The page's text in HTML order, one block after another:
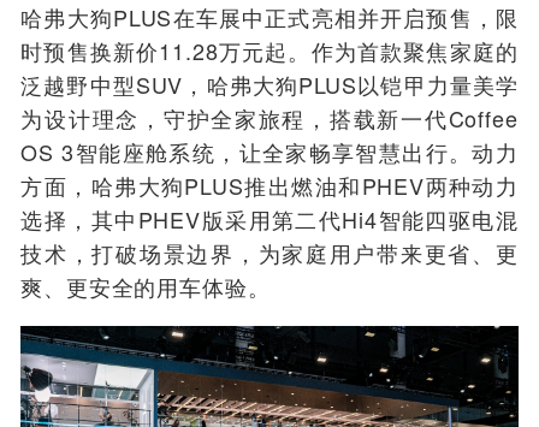
哈弗大狗PLUS在车展中正式亮相并开启预售，限
时预售换新价11.28万元起。作为首款聚焦家庭的
泛越野中型SUV，哈弗大狗PLUS以铠甲力量美学
为设计理念，守护全家旅程，搭载新一代Coffee
OS 3智能座舱系统，让全家畅享智慧出行。动力
方面，哈弗大狗PLUS推出燃油和PHEV两种动力
选择，其中PHEV版采用第二代Hi4智能四驱电混
技术，打破场景边界，为家庭用户带来更省、更
爽、更安全的用车体验。